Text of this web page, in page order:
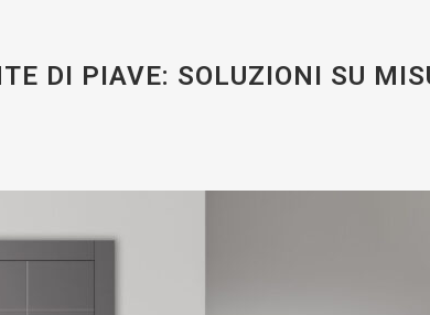
DI PIAVE: SOLUZIONI SU